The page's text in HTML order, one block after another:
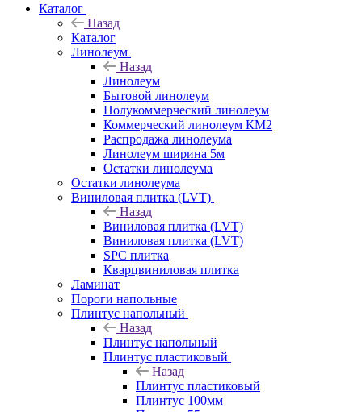
Каталог
Назад
Каталог
Линолеум
Назад
Линолеум
Бытовой линолеум
Полукоммерческий линолеум
Коммерческий линолеум КМ2
Распродажа линолеума
Линолеум ширина 5м
Остатки линолеума
Остатки линолеума
Виниловая плитка (LVT)
Назад
Виниловая плитка (LVT)
Виниловая плитка (LVT)
SPC плитка
Кварцвиниловая плитка
Ламинат
Пороги напольные
Плинтус напольный
Назад
Плинтус напольный
Плинтус пластиковый
Назад
Плинтус пластиковый
Плинтус 100мм